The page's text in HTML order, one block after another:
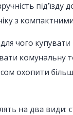
з
чого
комунальну
охопити
на два